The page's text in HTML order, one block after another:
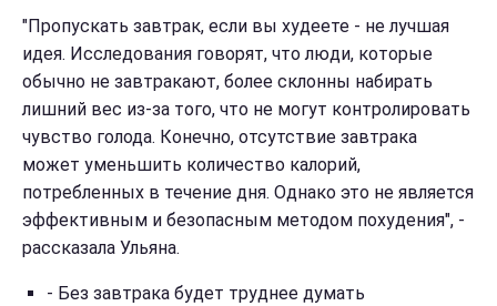
"Пропускать завтрак, если вы худеете - не лучшая
идея. Исследования говорят, что люди, которые
обычно не завтракают, более склонны набирать
лишний вес из-за того, что не могут контролировать
чувство голода. Конечно, отсутствие завтрака
может уменьшить количество калорий,
потребленных в течение дня. Однако это не является
эффективным и безопасным методом похудения", -
рассказала Ульяна.
- Без завтрака будет труднее думать